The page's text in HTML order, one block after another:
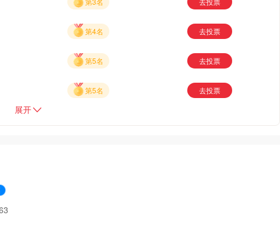
第4名 去投票
第5名 去投票
第5名 去投票
展开